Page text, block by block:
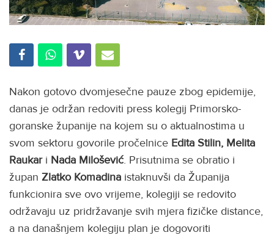
Nakon gotovo dvomjesečne pauze zbog epidemije,
danas je održan redoviti press kolegij Primorsko-
goranske županije na kojem su o aktualnostima u
svom sektoru govorile pročelnice Edita Stilin, Melita
Raukari Nada Milošević. Prisutnima se obratio i
župan Zlatko Komadina istaknuvši da Županija
funkcionira sve ovo vrijeme, kolegiji se redovito
održavaju uz pridržavanje svih mjera fizičke distance,
a na današnjem kolegiju plan je dogovoriti